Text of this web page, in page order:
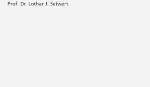
Prof. Dr. Lothar J. Seiwert